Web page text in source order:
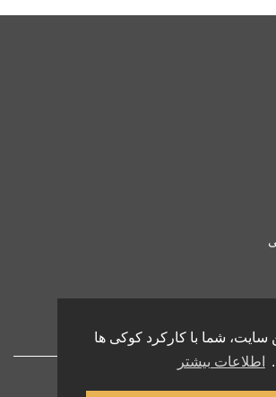
سایت، شما با کارکرد کوکی ها
اطلاعات بیشتر